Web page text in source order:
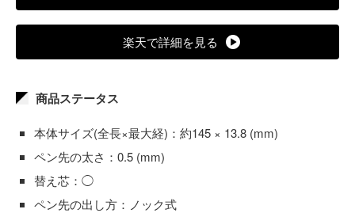
楽天で詳細を見る
商品ステータス
本体サイズ(全長×最大経)：約145 × 13.8 (mm)
ペン先の太さ：0.5 (mm)
替え芯：◯
ペン先の出し方：ノック式